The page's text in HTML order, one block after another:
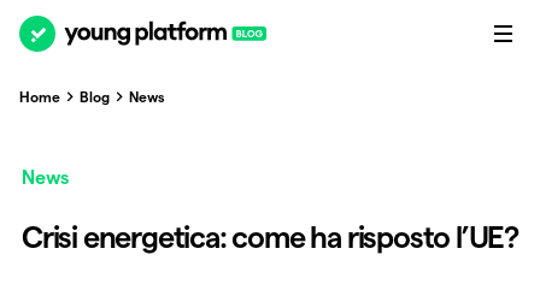
Home Blog News
News
Crisi energetica: come ha risposto l’UE?